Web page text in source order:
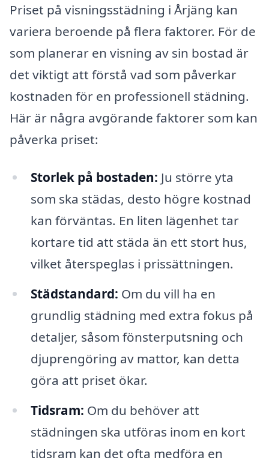
Priset på visningsstädning i Årjäng kan
variera beroende på flera faktorer. För de
som planerar en visning av sin bostad är
det viktigt att förstå vad som påverkar
kostnaden för en professionell städning.
Här är några avgörande faktorer som kan
påverka priset:
Storlek på bostaden: Ju större yta
som ska städas, desto högre kostnad
kan förväntas. En liten lägenhet tar
kortare tid att städa än ett stort hus,
vilket återspeglas i prissättningen.
Städstandard: Om du vill ha en
grundlig städning med extra fokus på
detaljer, såsom fönsterputsning och
djuprengöring av mattor, kan detta
göra att priset ökar.
Tidsram: Om du behöver att
städningen ska utföras inom en kort
tidsram kan det ofta medföra en